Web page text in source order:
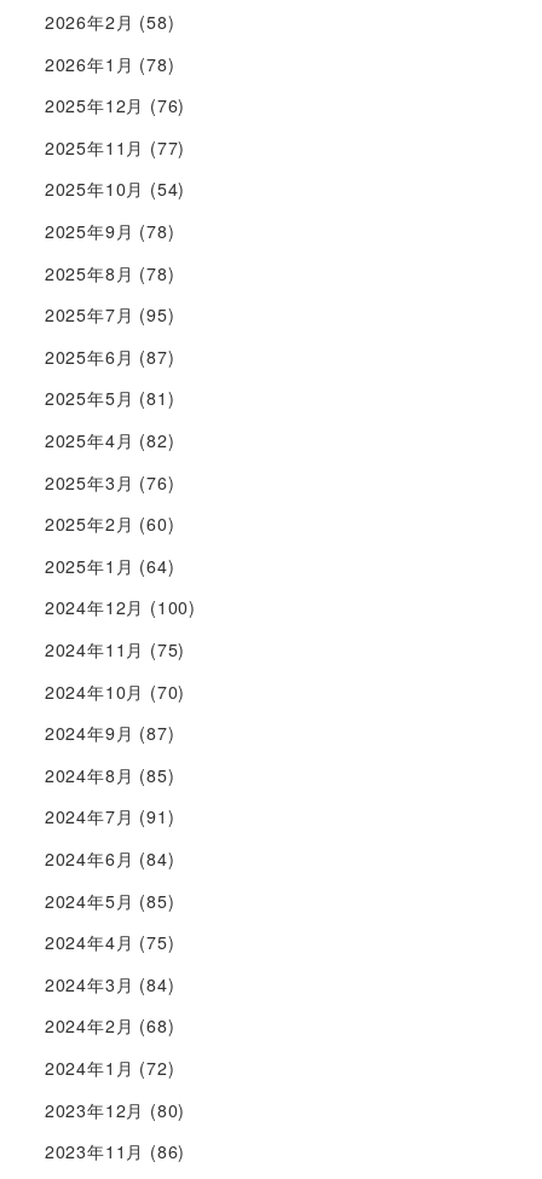
2026年2月 (58)
2026年1月 (78)
2025年12月 (76)
2025年11月 (77)
2025年10月 (54)
2025年9月 (78)
2025年8月 (78)
2025年7月 (95)
2025年6月 (87)
2025年5月 (81)
2025年4月 (82)
2025年3月 (76)
2025年2月 (60)
2025年1月 (64)
2024年12月 (100)
2024年11月 (75)
2024年10月 (70)
2024年9月 (87)
2024年8月 (85)
2024年7月 (91)
2024年6月 (84)
2024年5月 (85)
2024年4月 (75)
2024年3月 (84)
2024年2月 (68)
2024年1月 (72)
2023年12月 (80)
2023年11月 (86)